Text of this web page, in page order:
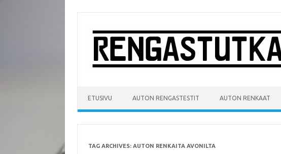
content
ETUSIVU AUTON RENGASTESTIT AUTON RENKAAT
TAG ARCHIVES: AUTON RENKAITA AVONILTA